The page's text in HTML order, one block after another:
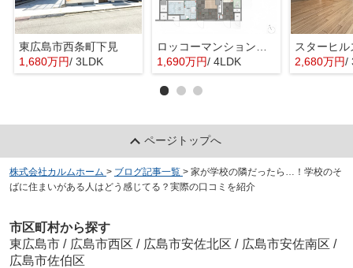
東広島市西条町下見
1,680万円/ 3LDK
1,690万円/ 4LDK
スターヒ
2,680万円/
ページトップへ
株式会社カルムホーム > ブログ記事一覧 > 家が学校の隣だったら…！学校のそ
ばに住まいがある人はどう感じてる？実際の口コミを紹介
市区町村から探す
東広島市 / 広島市西区 / 広島市安佐北区 / 広島市安佐南区 /
広島市佐伯区